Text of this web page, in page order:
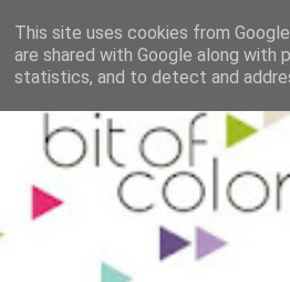
This site uses cookies from
are shared with Google along
statistics, and to detect and